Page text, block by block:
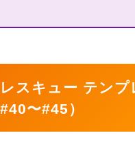
スキュー テンプ
〜#45）